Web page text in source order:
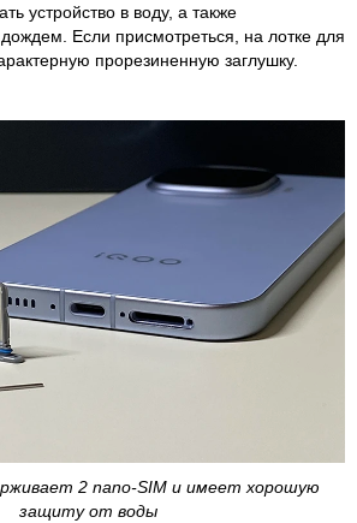
устройство в воду, а также
Если присмотреться, на лотке для
прорезиненную заглушку.
2 nano-SIM и имеет хорошую
защиту от воды